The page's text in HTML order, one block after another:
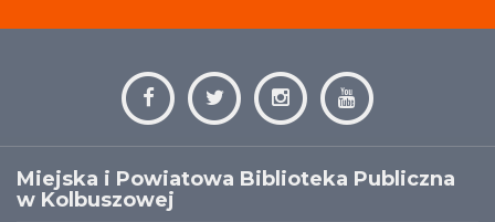
Miejska i Powiatowa Biblioteka Publiczna
w Kolbuszowej